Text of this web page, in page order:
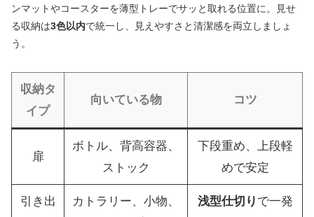
ンマットやコースターを薄型トレーでサッと取れる位置に。見せ
る収納は3色以内で統一し、見えやすさと清潔感を両立しましょ
う。
収納タ
イプ
向いている物 コツ
扉
ボトル、背高容器、
ストック
下段重め、上段軽
めで安定
引き出
カトラリー、小物、
浅型仕切り で一発